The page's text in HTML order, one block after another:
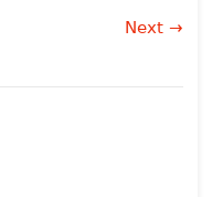
Next →